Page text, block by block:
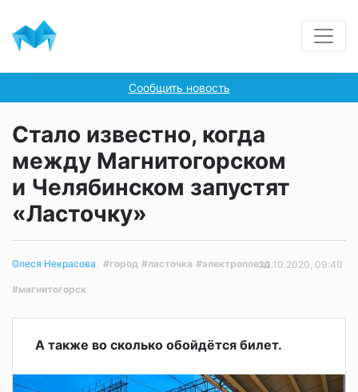
Сообщить новость
Стало известно, когда
между Магнитогорском
и Челябинском запустят
«Ласточку»
Олеся Некрасова #город #ласточка #электропоезд
#магнитогорск
30.10.2020, 09:40
А также во сколько обойдётся билет.